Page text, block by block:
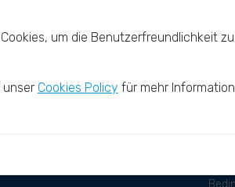
um die Benutzerfreundlichkeit zu
unser Cookies Policy für mehr Information.